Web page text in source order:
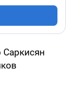
Саркисян